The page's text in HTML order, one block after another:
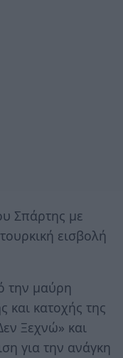
Σπάρτης με
εισβολή
την μαύρη
και κατοχής της
Ξεχνώ» και
για την ανάγκη